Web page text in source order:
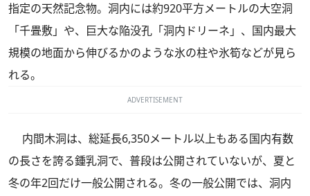
指定の天然記念物。洞内には約920平方メートルの大空洞
「千畳敷」や、巨大な陥没孔「洞内ドリーネ」、国内最大
規模の地面から伸びるかのような氷の柱や氷筍などが見ら
れる。
ADVERTISEMENT
内間木洞は、総延長6,350メートル以上もある国内有数
の長さを誇る鍾乳洞で、普段は公開されていないが、夏と
冬の年2回だけ一般公開される。冬の一般公開では、洞内